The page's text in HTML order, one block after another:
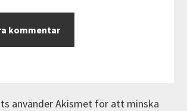
använder Akismet för att minska